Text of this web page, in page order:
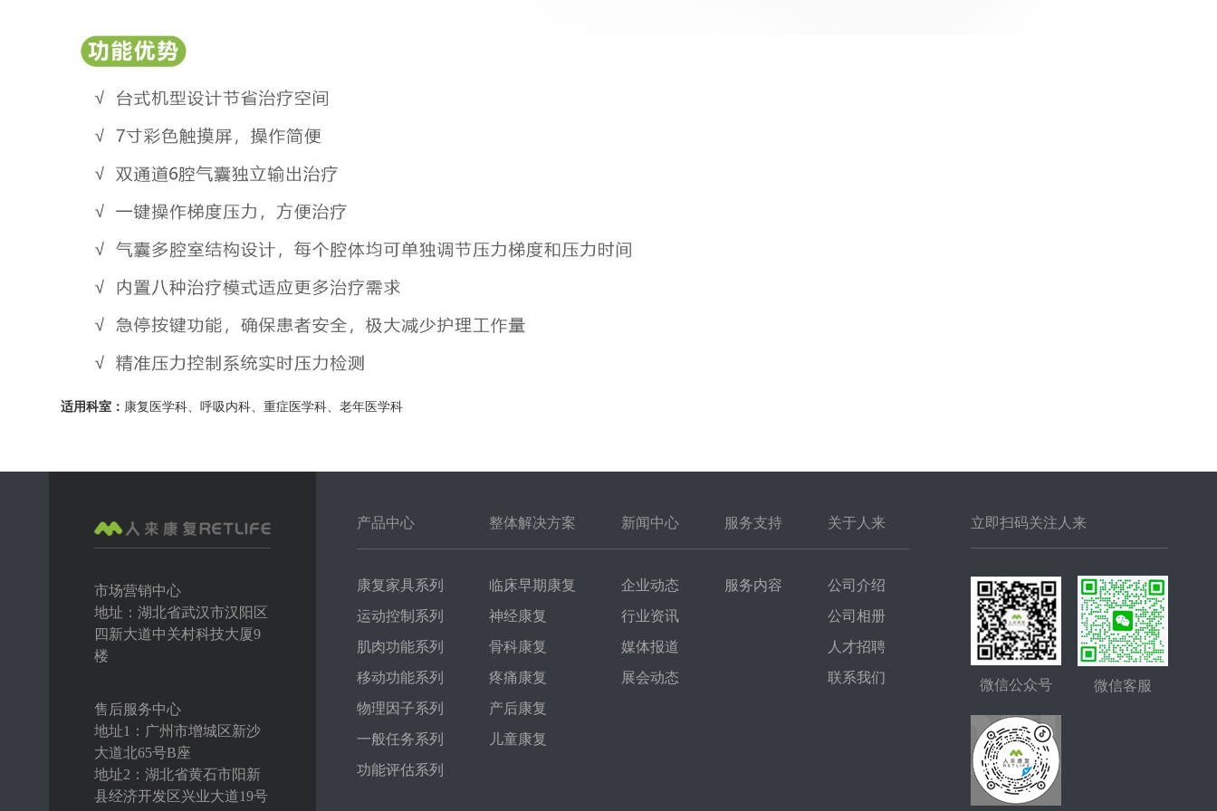
适用科室： 康复医学科、呼吸内科、重症医学科、老年医学科
市场营销中心
地址：湖北省武汉市汉阳区
四新大道中关村科技大厦9
楼
售后服务中心
地址1：广州市增城区新沙
大道北65号B座
地址2：湖北省黄石市阳新
县经济开发区兴业大道19号
产品中心
康复家具系列
运动控制系列
肌肉功能系列
移动功能系列
物理因子系列
一般任务系列
功能评估系列
整体解决方案
临床早期康复
神经康复
骨科康复
疼痛康复
产后康复
儿童康复
新闻中心
企业动态
行业资讯
媒体报道
展会动态
服务支持
服务内容
关于人来
公司介绍
公司相册
人才招聘
联系我们
立即扫码关注人来
微信公众号 微信客服